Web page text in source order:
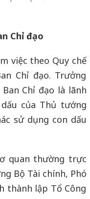
Chỉ đạo
việc theo Quy chế
Chỉ đạo. Trưởng
Chỉ đạo là lãnh
của Thủ tướng
sử dụng con dấu
quan thường trực
Bộ Tài chính, Phó
thành lập Tổ Công